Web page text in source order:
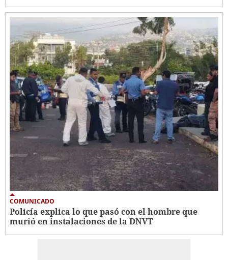
COMUNICADO
Policía explica lo que pasó con el hombre que
murió en instalaciones de la DNVT